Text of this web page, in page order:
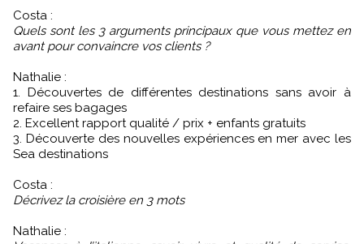
Costa :
Quels sont les 3 arguments principaux que vous mettez en
avant pour convaincre vos clients ?
Nathalie :
1. Découvertes de différentes destinations sans avoir à
refaire ses bagages
2. Excellent rapport qualité / prix + enfants gratuits
3. Découverte des nouvelles expériences en mer avec les
Sea destinations
Costa :
Décrivez la croisière en 3 mots
Nathalie :